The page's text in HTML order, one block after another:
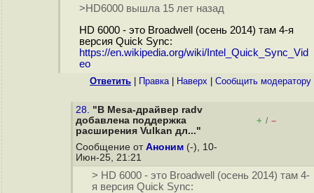
>HD6000 вышла 15 лет назад
HD 6000 - это Broadwell (осень 2014) там 4-я
версия Quick Sync:
https://en.wikipedia.org/wiki/Intel_Quick_Sync_Vid
eo
Ответить Правка| Наверх Cообщить модератору
28. "В Mesa-драйвер radv
добавлена поддержка
расширения Vulkan дл..."
+ / –
Сообщение от Аноним (-), 10-
Июн-25, 21:21
> HD 6000 - это Broadwell (осень 2014) там 4-
я версия Quick Sync: